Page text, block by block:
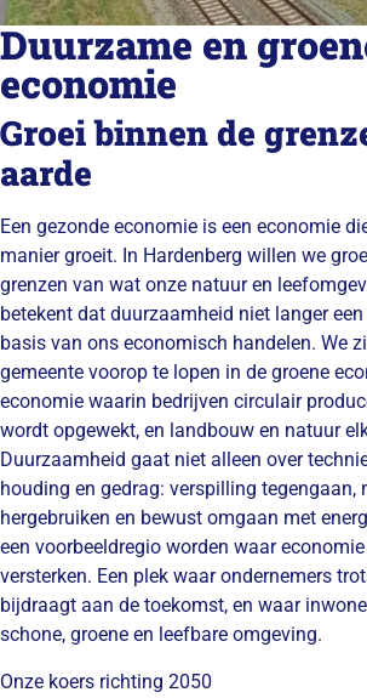
Duurzame en
economie
Groei binnen de
aarde
Een gezonde economie is een economie
manier groeit. In Hardenberg willen we
grenzen van wat onze natuur en
betekent dat duurzaamheid niet langer
basis van ons economisch handelen. We
gemeente voorop te lopen in de groene
economie waarin bedrijven circulair
wordt opgewekt, en landbouw en natuur
Duurzaamheid gaat niet alleen over
houding en gedrag: verspilling tegengaan,
hergebruiken en bewust omgaan met
een voorbeeldregio worden waar
versterken. Een plek waar ondernemers
bijdraagt aan de toekomst, en waar
schone, groene en leefbare omgeving.
Onze koers richting 2050